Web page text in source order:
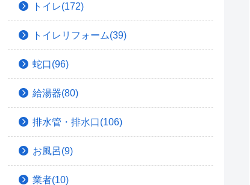
トイレ(172)
トイレリフォーム(39)
蛇口(96)
給湯器(80)
排水管・排水口(106)
お風呂(9)
業者(10)